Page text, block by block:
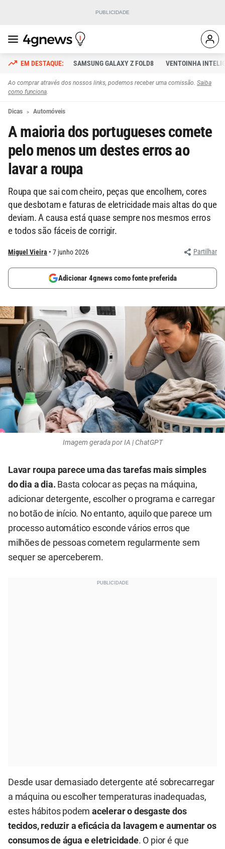
SAMSUNG GALAXY Z FOLD8 VENTOINHA
Ao comprar através dos nossos links, podemos receber uma comissão. Saiba
como funciona.
Dicas Automóveis
A maioria dos portugueses comete
pelo menos um destes erros ao
lavar a roupa
Roupa que sai com cheiro, peças que encolhem, cores
que desbotam e faturas de eletricidade mais altas do que
deviam. A causa está quase sempre nos mesmos erros
e todos são fáceis de corrigir.
Miguel Vieira 7 junho 2026 Partilhar
Adicionar 4gnews como fonte preferida
Imagem gerada por IA | ChatGPT
Lavar roupa parece uma das tarefas mais simples
do dia a dia. Basta colocar as peças na máquina,
adicionar detergente, escolher o programa e carregar
no botão de início. No entanto, aquilo que parece um
processo automático esconde vários erros que
milhões de pessoas cometem regularmente sem
sequer se aperceberem.
Desde usar demasiado detergente até sobrecarregar
a máquina ou escolher temperaturas inadequadas,
estes hábitos podemacelerar o desgaste dos
tecidos, reduzir a eficácia da lavagem e aumentar os
consumos de água e eletricidade. O pior é que